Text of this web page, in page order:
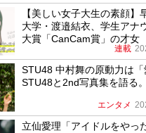
【美しい女子大生の素顔】
大学・渡邉結衣、学生アナ
大賞「CanCam賞」の才女
連載
STU48 中村舞の原動力は「
STU48と2nd写真集を語る。
エンタメ
立仙愛理「アイドルをやっ